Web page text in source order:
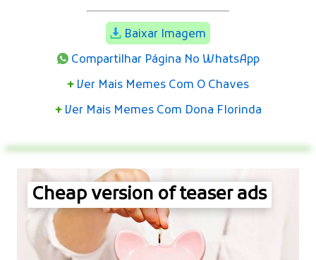
Baixar Imagem
Compartilhar Página No WhatsApp
+ Ver Mais Memes Com O Chaves
+ Ver Mais Memes Com Dona Florinda
Cheap version of teaser ads